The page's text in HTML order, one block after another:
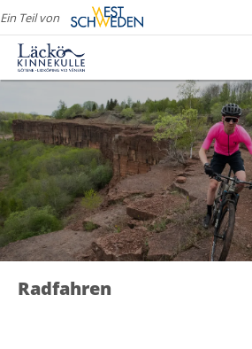
Ein Teil von
Radfahren